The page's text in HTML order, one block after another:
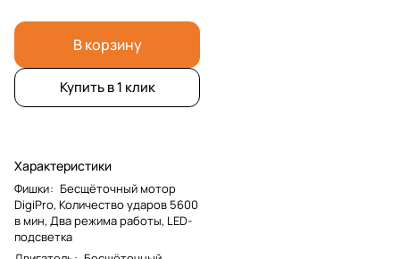
В корзину
Купить в 1 клик
Характеристики
Фишки: Бесщёточный мотор
DigiPro, Количество ударов 5600
в мин, Два режима работы, LED-
подсветка